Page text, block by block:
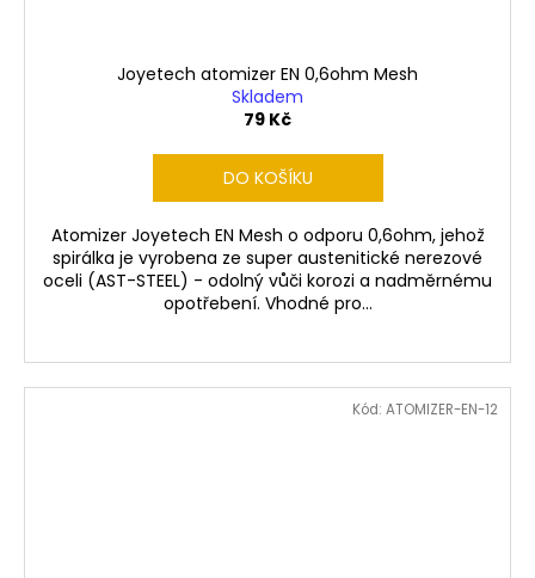
Joyetech atomizer EN 0,6ohm Mesh
Skladem
79 Kč
DO KOŠÍKU
Atomizer Joyetech EN Mesh o odporu 0,6ohm, jehož
spirálka je vyrobena ze super austenitické nerezové
oceli (AST-STEEL) - odolný vůči korozi a nadměrnému
opotřebení. Vhodné pro...
Kód: ATOMIZER-EN-12